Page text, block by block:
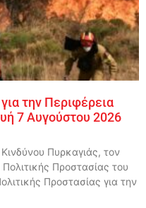
την Περιφέρεια
7 Αυγούστου 2026
Πυρκαγιάς, τον
Πολιτικής Προστασίας του
Προστασίας για την